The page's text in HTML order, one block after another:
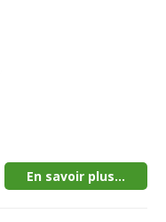
En savoir plus...